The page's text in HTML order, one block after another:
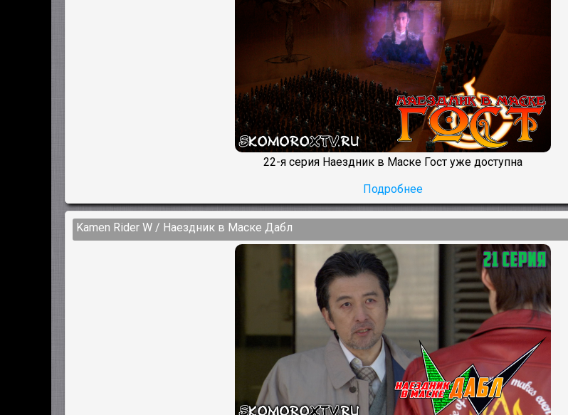
22-я серия Наездник в Маске Гост уже доступна
Подробнее
Kamen Rider W / Наездник в Маске Дабл